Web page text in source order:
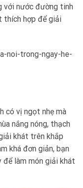
với nước đường tinh
thích hợp để giải
có vị ngọt nhẹ mà
nắng nóng, thạch
khát trên khắp
khá đơn giản, bạn
làm món giải khát